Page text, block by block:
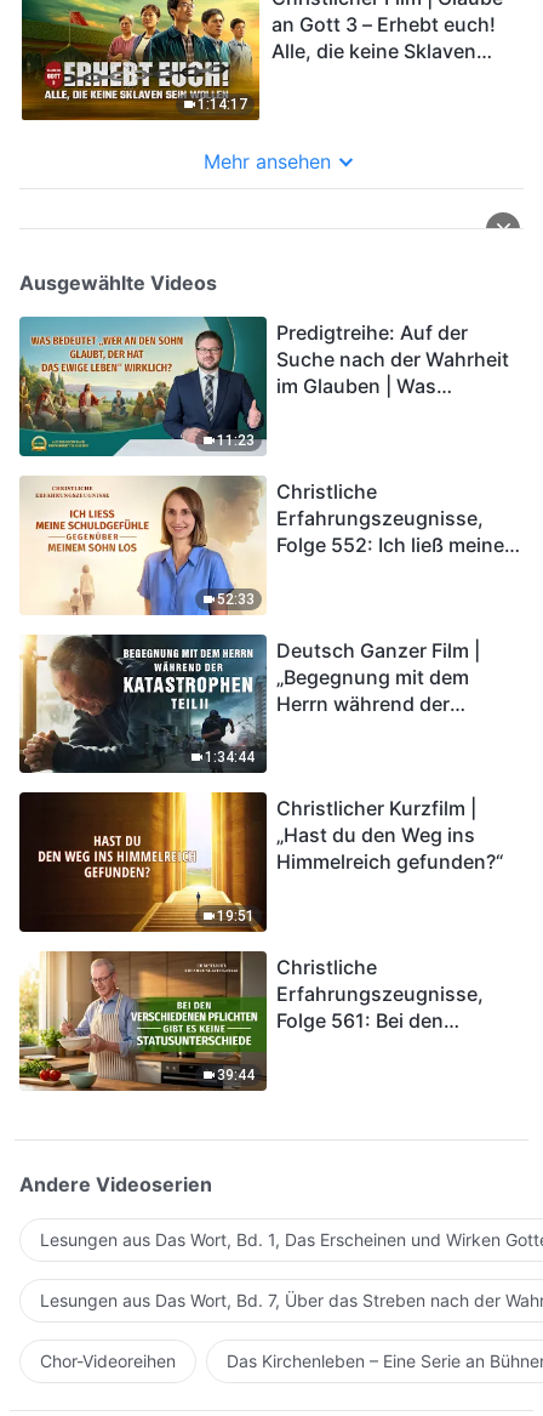
1:14:17
an Gott 3 – Erhebt euch!
Alle, die keine Sklaven
Mehr ansehen
Ausgewählte Videos
11:23
Predigtreihe: Auf der
Suche nach der Wahrheit
im Glauben | Was
52:33
Christliche
Erfahrungszeugnisse,
Folge 552: Ich ließ meine
1:34:44
Deutsch Ganzer Film |
„Begegnung mit dem
Herrn während der
in das Königreich Gottes
eintreten?
19:51
Christlicher Kurzfilm |
„Hast du den Weg ins
Himmelreich gefunden?“
39:44
Christliche
Erfahrungszeugnisse,
Folge 561: Bei den
Andere Videoserien
Lesungen aus Das Wort, Bd. 1, Das Erscheinen und Wirken
Lesungen aus Das Wort, Bd. 7, Über das Streben nach der
Chor-Videoreihen Das Kirchenleben – Eine Serie an